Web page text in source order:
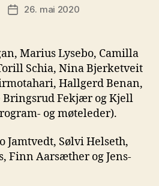
Publiseringsdato
26. mai 2020
Marius Lysebo, Camilla
Schia, Nina Bjerketveit
Hallgerd Benan,
Fekjær og Kjell
og møteleder).
Jamtvedt, Sølvi Helseth,
Finn Aarsæther og Jens-